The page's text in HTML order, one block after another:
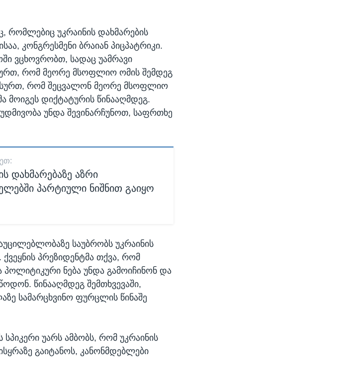
რომლებიც უკრაინის დახმარების
კონგრესმენი ბრაიან პიცპატრიკი.
ვცხოვრობთ, სადაც უამრავი
რომ მეორე მსოფლიო ომის შემდეგ
სურთ, რომ შეცვალონ მეორე მსოფლიო
მოიგეს დიქტატურის წინააღმდეგ.
უნდა შევინარჩუნოთ, საფრთხე
დახმარებაზე აზრი
პარტიული ნიშნით გაიყო
საუბრობს უკრაინის
პრეზიდენტმა თქვა, რომ
ნება უნდა გამოიჩინონ და
წინააღმდეგ შემთხვევაში,
სამარცხვინო ფურცლის წინაშე
უარს ამბობს, რომ უკრაინის
გაიტანოს, კანონმდებლები